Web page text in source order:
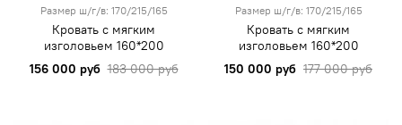
Размер ш/г/в: 170/215/165
Кровать с мягким
изголовьем 160*200
156 000 руб 183 000 руб
Размер ш/г/в: 170/215/165
Кровать с мягким
изголовьем 160*200
150 000 руб 177 000 руб